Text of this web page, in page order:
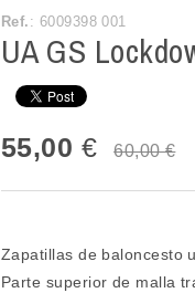
Ref. : 6009398 001
UA GS
55,00 €60,00 €
Zapatillas de baloncesto
Parte superior de malla